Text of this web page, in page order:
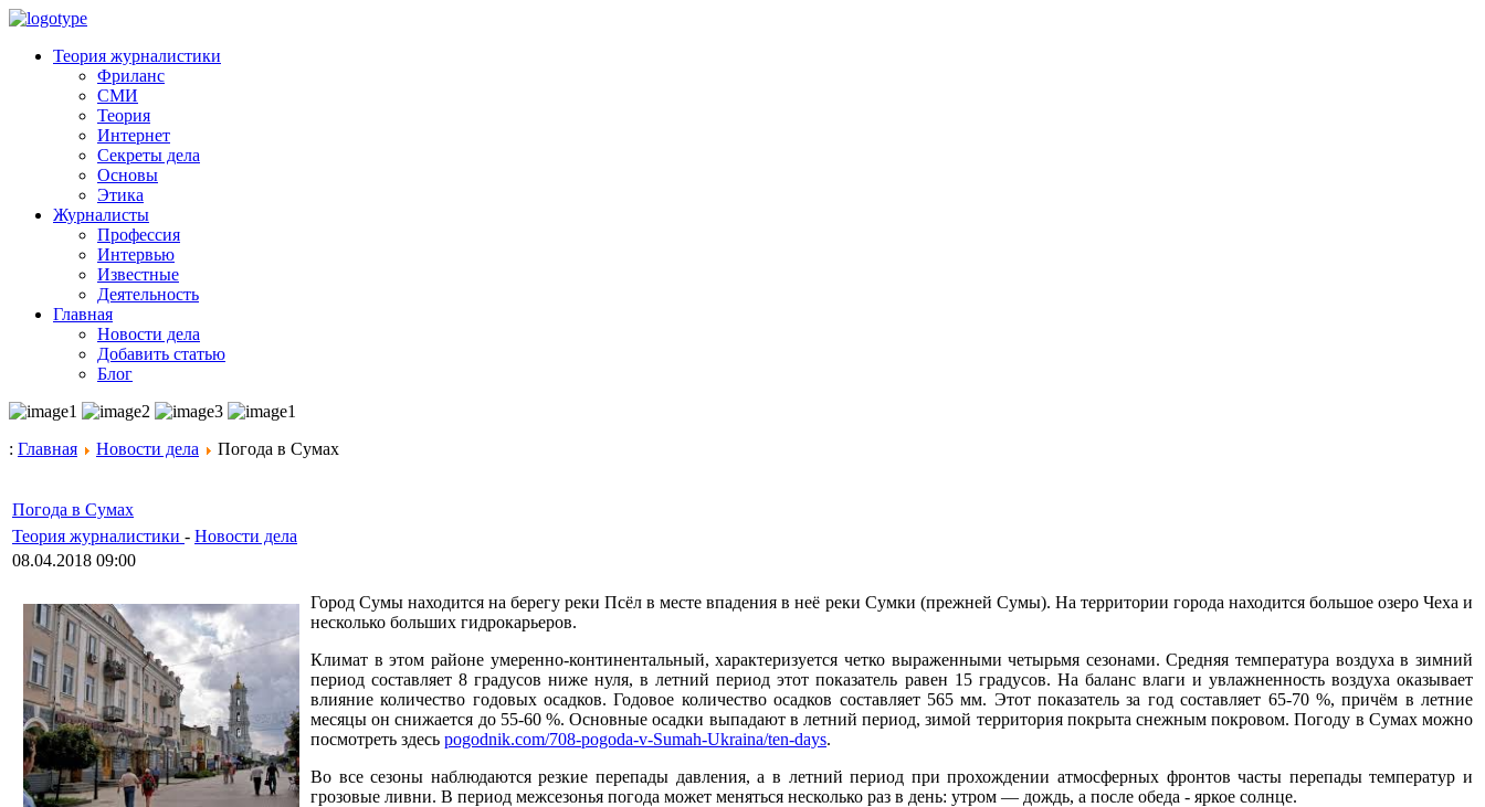
Теория журналистики
Фриланс
СМИ
Теория
Интернет
Секреты дела
Основы
Этика
Журналисты
Профессия
Интервью
Известные
Деятельность
Главная
Новости дела
Добавить статью
Блог
: Главная Новости дела Погода в Сумах
Погода в Сумах
Теория журналистики - Новости дела
08.04.2018 09:00
Город Сумы находится на берегу реки Псёл в месте впадения в неё реки Сумки (прежней Сумы). На территории города находится большое озеро Чеха и
несколько больших гидрокарьеров.
Климат в этом районе умеренно-континентальный, характеризуется четко выраженными четырьмя сезонами. Средняя температура воздуха в зимний
период составляет 8 градусов ниже нуля, в летний период этот показатель равен 15 градусов. На баланс влаги и увлажненность воздуха оказывает
влияние количество годовых осадков. Годовое количество осадков составляет 565 мм. Этот показатель за год составляет 65-70 %, причём в летние
месяцы он снижается до 55-60 %. Основные осадки выпадают в летний период, зимой территория покрыта снежным покровом. Погоду в Сумах можно
посмотреть здесь pogodnik.com/708-pogoda-v-Sumah-Ukraina/ten-days.
Во все сезоны наблюдаются резкие перепады давления, а в летний период при прохождении атмосферных фронтов часты перепады температур и
грозовые ливни. В период межсезонья погода может меняться несколько раз в день: утром — дождь, а после обеда - яркое солнце.